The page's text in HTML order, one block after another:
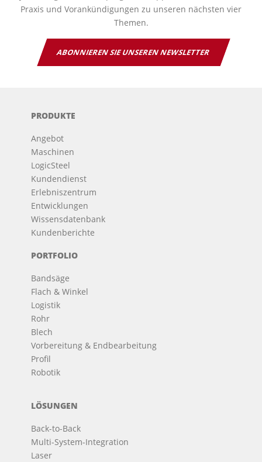
Praxis und Vorankündigungen zu unseren nächsten vier
Themen.
ABONNIEREN SIE UNSEREN NEWSLETTER
PRODUKTE
Angebot
Maschinen
LogicSteel
Kundendienst
Erlebniszentrum
Entwicklungen
Wissensdatenbank
Kundenberichte
PORTFOLIO
Bandsäge
Flach & Winkel
Logistik
Rohr
Blech
Vorbereitung & Endbearbeitung
Profil
Robotik
LÖSUNGEN
Back-to-Back
Multi-System-Integration
Laser